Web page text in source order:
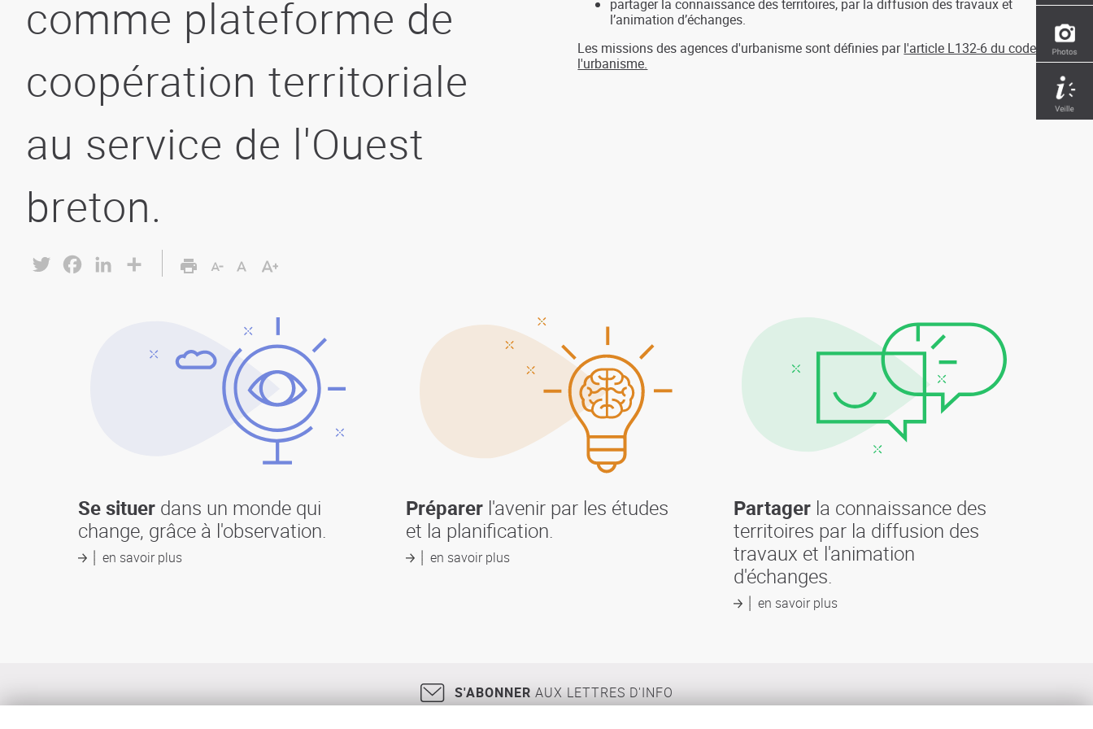
comme plateforme de
coopération territoriale
au service de l'Ouest
breton.
Twitter FacebookLinkedIn
partager la connaissance des territoires, par la diffusion des travaux et
l’animation d’échanges.
Les missions des agences d'urbanisme sont définies parl'article L132-6 du code de
l'urbanisme.
Se situer dans un monde qui
change, grâce à l'observation.
en savoir plus
Préparer l'avenir par les études
et la planification.
en savoir plus
Partager la connaissance des
territoires par la diffusion des
travaux et l'animation
d'échanges.
en savoir plus
S'ABONNER AUX LETTRES D'INFO